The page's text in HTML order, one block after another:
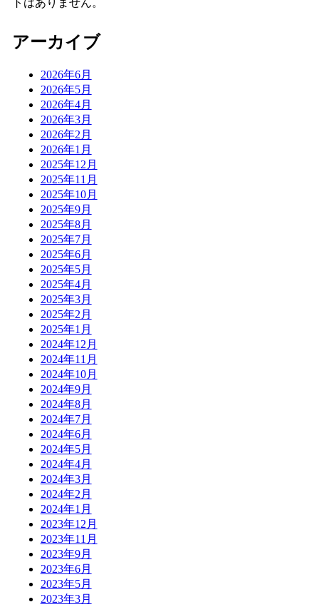
アーカイブ
2026年6月
2026年5月
2026年4月
2026年3月
2026年2月
2026年1月
2025年12月
2025年11月
2025年10月
2025年9月
2025年8月
2025年7月
2025年6月
2025年5月
2025年4月
2025年3月
2025年2月
2025年1月
2024年12月
2024年11月
2024年10月
2024年9月
2024年8月
2024年7月
2024年6月
2024年5月
2024年4月
2024年3月
2024年2月
2024年1月
2023年12月
2023年11月
2023年9月
2023年6月
2023年5月
2023年3月